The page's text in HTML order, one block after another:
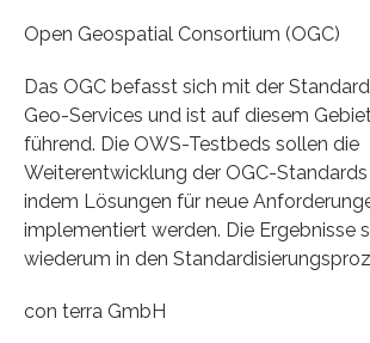
Open Geospatial Consortium (OGC)
Das OGC befasst sich mit der
Geo-Services und ist auf diesem
führend. Die OWS-Testbeds sollen die
Weiterentwicklung der OGC-Standards
indem Lösungen für neue
implementiert werden. Die Ergebnisse
wiederum in den
con terra GmbH